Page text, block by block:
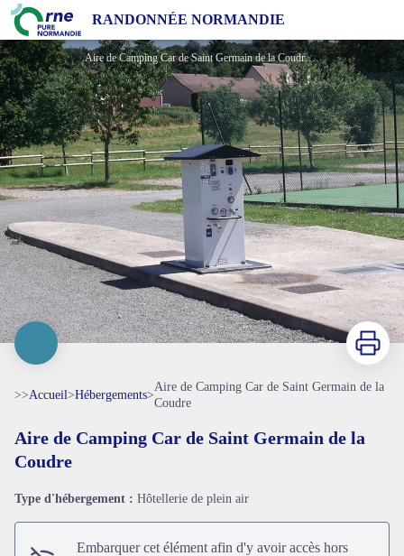
RANDONNÉE NORMANDIE
Aire de Camping Car de Saint Germain de la Coudre
Aire de Camping Car de Saint Germain de la Coudre 800x600 - Mairie de Saint Germain de la Coudre
Voir l'image en plein écran
Imprimer
>>Accueil>Hébergements>
Aire de Camping Car de Saint Germain de la
Coudre
Aire de Camping Car de Saint Germain de la
Coudre
Type d'hébergement : Hôtellerie de plein air
Embarquer cet élément afin d'y avoir accès hors